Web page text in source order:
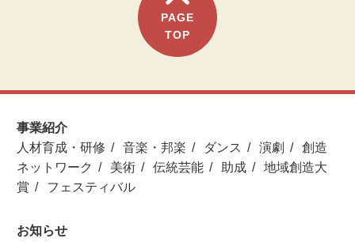
PAGE
TOP
事業紹介
人材育成・研修
音楽・邦楽 ダンス 演劇
創造
ネットワーク
美術 伝統芸能 助成
地域創造大
賞
フェスティバル
お知らせ